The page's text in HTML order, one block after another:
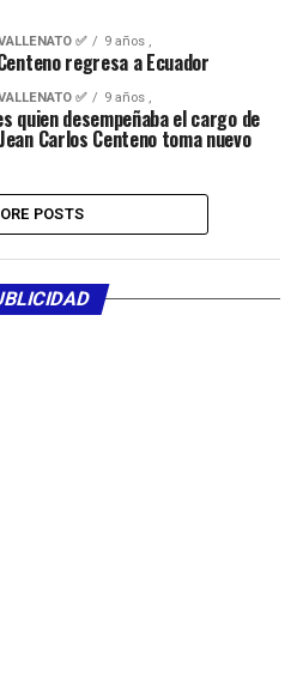
✅ 9 años ,
regresa a Ecuador
✅ 9 años ,
quien desempeñaba el cargo de
Carlos Centeno toma nuevo
POSTS